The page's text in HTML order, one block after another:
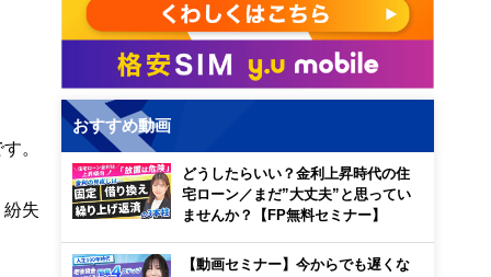
。
紛失
おすすめ動画
どうしたらいい？金利上昇時代の住
宅ローン／まだ”大丈夫”と思ってい
ませんか？【FP無料セミナー】
【動画セミナー】今からでも遅くな